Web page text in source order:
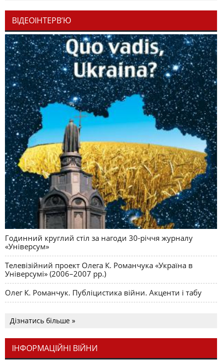
ВІДЕОІНТЕРВ’Ю
Годинний круглий стіл за нагоди 30-річчя журналу
«Універсум»
Телевізійний проект Олега К. Романчука «Україна в
Універсумі» (2006–2007 рр.)
Олег К. Романчук. Публіцистика війни. Акценти і табу
Дізнатись більше »
ІНФОРМАЦІЙНІ ВІЙНИ